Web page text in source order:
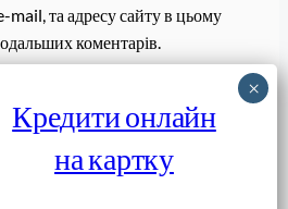
mail, та адресу сайту в цьому
коментарів.
Завантажити
Кредити онлайн
на картку